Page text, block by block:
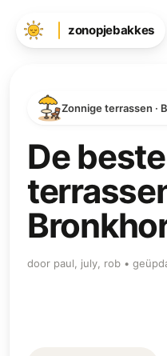
zonopjebakkes
Zonnige terrassen ·
De
door paul, july, rob •